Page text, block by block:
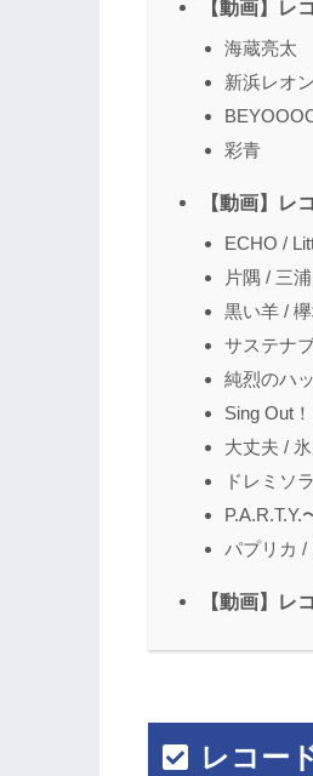
【動画】レ
海蔵亮太
新浜レオン
彩青
【動画】レ
ECHO /
片隅 / 三
黒い羊 /
サステナ
純烈のハ
Sing Out
大丈夫 /
ドレミソ
パプリカ /
【動画】レ
レコー